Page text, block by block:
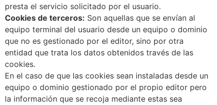
presta el servicio solicitado por el usuario.
Cookies de terceros: Son aquellas que se envían al
equipo terminal del usuario desde un equipo o dominio
que no es gestionado por el editor, sino por otra
entidad que trata los datos obtenidos través de las
cookies.
En el caso de que las cookies sean instaladas desde un
equipo o dominio gestionado por el propio editor pero
la información que se recoja mediante estas sea